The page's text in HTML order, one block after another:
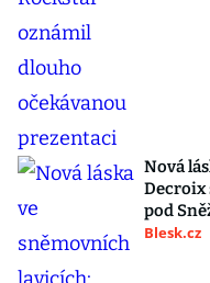
Nová
Decroix
pod
Blesk.cz